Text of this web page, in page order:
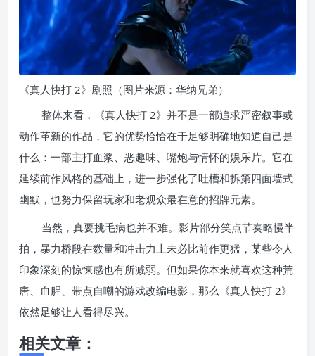
《真人快打 2》剧照（图片来源：华纳兄弟）
整体来看，《真人快打 2》并不是一部追求严密叙事或
动作革新的作品，它的优势恰恰在于足够明确地知道自己是
什么：一部主打血浆、恶趣味、嘴炮与情怀的娱乐片。它在
延续前作风格的基础上，进一步强化了吐槽和拆第四面墙式
幽默，也努力保留玩家和老观众最在意的招牌元素。
当然，真要挑毛病也并不难。影片部分笑点节奏略慢半
拍，暴力桥段在数量和冲击力上未必比前作更猛，某些令人
印象深刻的惊悚感也有所减弱。但如果你本来就喜欢这种荒
唐、血腥、带点自嘲的游戏改编电影，那么《真人快打 2》
依然足够让人看得尽兴。
相关文章：